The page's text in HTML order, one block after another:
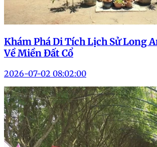
Khám Phá Di Tích Lịch Sử Long
Về Miền Đất Cổ
2026-07-02 08:02:00